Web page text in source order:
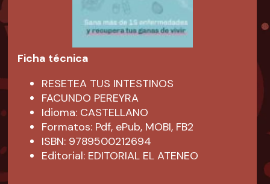
Ficha técnica
RESETEA TUS INTESTINOS
FACUNDO PEREYRA
Idioma: CASTELLANO
Formatos: Pdf, ePub, MOBI, FB2
ISBN: 9789500212694
Editorial: EDITORIAL EL ATENEO